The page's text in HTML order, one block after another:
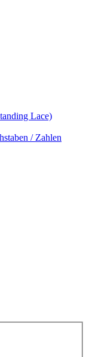
Lace)
/ Zahlen